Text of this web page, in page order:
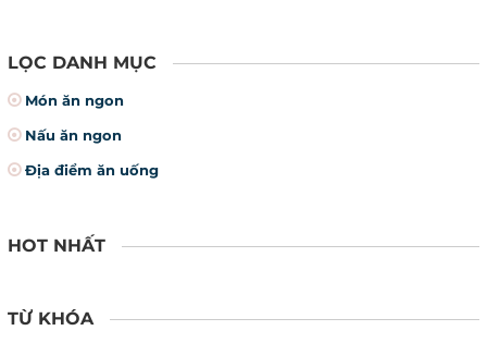
LỌC DANH MỤC
Món ăn ngon
Nấu ăn ngon
Địa điểm ăn uống
HOT NHẤT
TỪ KHÓA